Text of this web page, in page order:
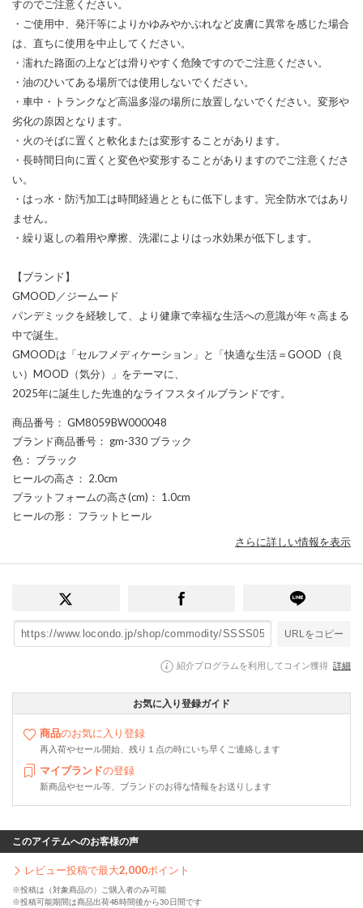
すのでご注意ください。
・ご使用中、発汗等によりかゆみやかぶれなど皮膚に異常を感じた場合
は、直ちに使用を中止してください。
・濡れた路面の上などは滑りやすく危険ですのでご注意ください。
・油のひいてある場所では使用しないでください。
・車中・トランクなど高温多湿の場所に放置しないでください。変形や
劣化の原因となります。
・火のそばに置くと軟化または変形することがあります。
・長時間日向に置くと変色や変形することがありますのでご注意くださ
い。
・はっ水・防汚加工は時間経過とともに低下します。完全防水ではあり
ません。
・繰り返しの着用や摩擦、洗濯によりはっ水効果が低下します。
【ブランド】
GMOOD／ジームード
パンデミックを経験して、より健康で幸福な生活への意識が年々高まる
中で誕生。
GMOODは「セルフメディケーション」と「快適な生活＝GOOD（良
い）MOOD（気分）」をテーマに、
2025年に誕生した先進的なライフスタイルブランドです。
商品番号 ： GM8059BW000048
ブランド商品番号 ： gm-330 ブラック
色 ： ブラック
ヒールの高さ ： 2.0cm
プラットフォームの高さ(cm) ： 1.0cm
ヒールの形 ： フラットヒール
さらに詳しい情報を表示
URLをコピー
紹介プログラムを利用してコイン獲得 詳細
お気に入り登録ガイド
商品のお気に入り登録
再入荷やセール開始、残り１点の時にいち早くご連絡します
マイブランドの登録
新商品やセール等、ブランドのお得な情報をお送りします
このアイテムへのお客様の声
レビュー投稿で最大2,000ポイント
※投稿は（対象商品の）ご購入者のみ可能
※投稿可能期間は商品出荷48時間後から30日間です